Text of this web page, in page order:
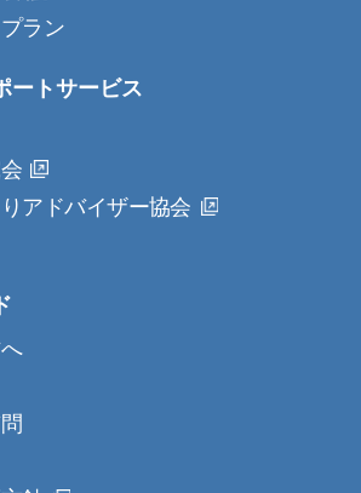
ラン
ートサービス
アドバイザー協会